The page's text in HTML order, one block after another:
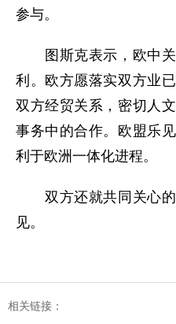
参与。
图斯克表示，欧中关
利。欧方愿落实双方业
双方经贸关系，密切人
事务中的合作。欧盟乐
利于欧洲一体化进程。
双方还就共同关心的
见。
相关链接：